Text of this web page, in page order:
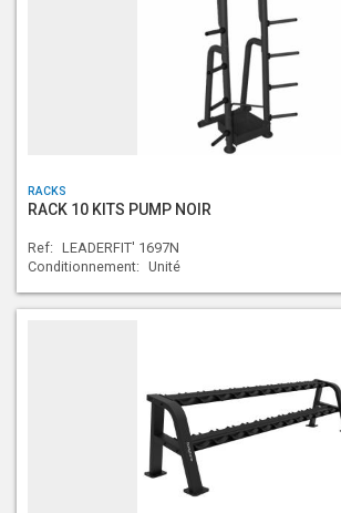
RACKS
RACK 10 KITS PUMP NOIR
Ref: LEADERFIT' 1697N
Conditionnement: Unité